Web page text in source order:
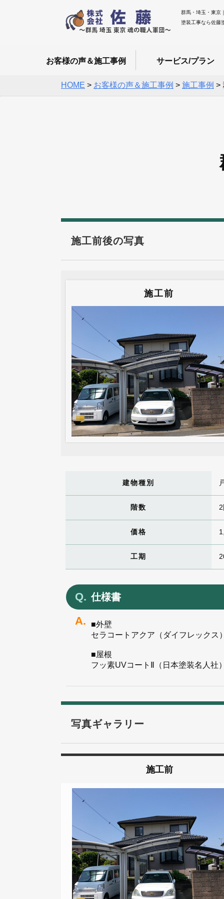
群馬・埼玉・東京
塗装工事なら佐藤
お客様の声＆施工事例 サービス/プラン
HOME > お客様の声＆施工事例 > 施工事例 >
施工前後の写真
施工前
建物種別
階数
価格
工期
仕様書
■外壁
セラコートアクア（ダイフレックス
■屋根
フッ素UVコートⅡ（日本塗装名人社
写真ギャラリー
施工前